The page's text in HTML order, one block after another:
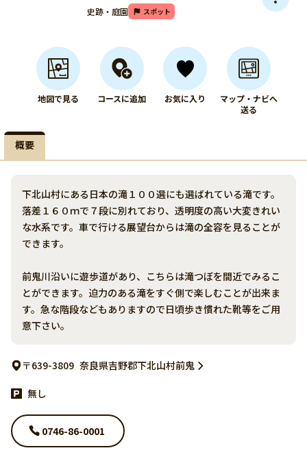
史跡・庭園 スポット
地図で見る コースに追加 お気に入り
マップ・ナビへ
送る
概要
下北山村にある日本の滝１００選にも選ばれている滝です。
落差１６０ｍで７段に別れており、透明度の高い大変きれい
な水系です。車で行ける展望台からは滝の全容を見ることが
できます。
前鬼川沿いに遊歩道があり、こちらは滝つぼを間近でみるこ
とができます。迫力のある滝をすぐ側で楽しむことが出来ま
す。急な階段などもありますので日頃歩き慣れた靴等をご用
意下さい。
〒639-3809 奈良県吉野郡下北山村前鬼
無し
0746-86-0001